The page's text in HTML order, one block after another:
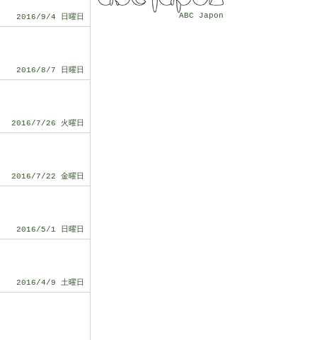
2016/9/4 日曜日
2016/8/7 日曜日
2016/7/26 火曜日
2016/7/22 金曜日
2016/5/1 日曜日
2016/4/9 土曜日
ABC Japon